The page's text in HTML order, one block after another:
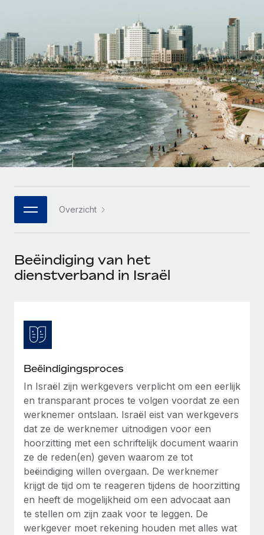
Ingewikkelde HR-taken eenvoudig uitbesteden
INFRASTRUCTUUR
Remote Embedded
HR naadloos in workflows integreren
Platform
Ingebouwde essentiële HR-functies voor je team
Integraties
DIENSTEN
Achtergrondonderzoek
Vereenvoudig het screeningsproces van
Compliance Watchtower
Blijf compliance-risico's voor
Apparaatbeheer
Lever en track wereldwijd IT-middelen
Entiteiten oprichten
Stel snel compliant entiteiten op
Mobiliteit en overplaatsing
Plaats werknemers moeiteloos over
Start-ups
Flexibele global HR en payroll solutions voor groeiende
bedrijven
Mid-market
Teams uitbreiden met HR solutions op maat
Enterprise
Global HR voor grote bedrijven
WERK MET ONS SAMEN
Strategische technologiepartners
Een partner worden
Ontdek hoe je met ons kunt samenwerken
Ontdek valuta-opties en betaalsnelheden voor
internationale zzp'ers
LEREN MET REMOTE
Onderzoek en gidsen
Casestudy's
HR-woordenlijst
Checklists en templates
Webinars
Newsroom
Support
BLOG
Global Payroll
EOR en PEO
Contractor Management
Belastingen
Naar de blog
Français
Deutsch
Español
Italiano
Português (Portugal)
日本語
한국어
Inloggen
Overzicht
Beëindiging van het
dienstverband in Israël
Beëindigingsproces
In Israël zijn werkgevers verplicht om een eerlijk
en transparant proces te volgen voordat ze een
werknemer ontslaan. Israël eist van werkgevers
dat ze de werknemer uitnodigen voor een
hoorzitting met een schriftelijk document waarin
ze de reden(en) geven waarom ze tot
beëindiging willen overgaan. De werknemer
krijgt de tijd om te reageren tijdens de hoorzitting
en heeft de mogelijkheid om een advocaat aan
te stellen om zijn zaak voor te leggen. De
werkgever moet rekening houden met alles wat